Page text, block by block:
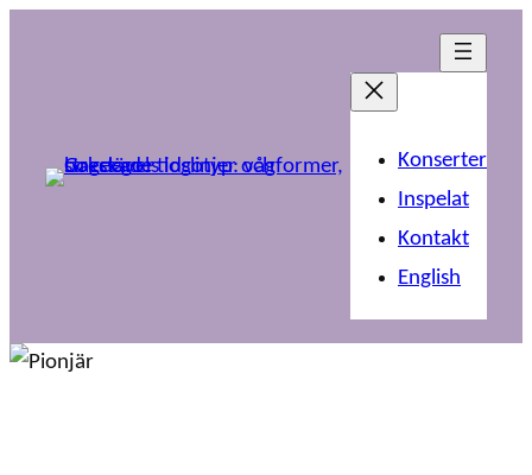
Konserter
Inspelat
Kontakt
English